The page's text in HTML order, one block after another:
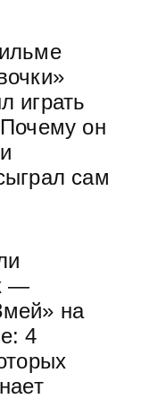
играть
он
сам
—
на
4